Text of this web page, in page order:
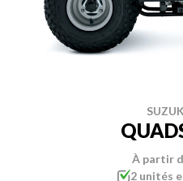
À partir
2 unités